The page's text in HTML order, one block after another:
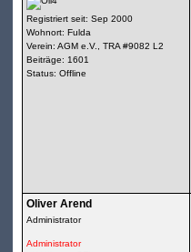
Registriert seit: Sep 2000
Wohnort: Fulda
Verein: AGM e.V., TRA #9082 L2
Beiträge: 1601
Status: Offline
Oliver Arend
Administrator
Administrator